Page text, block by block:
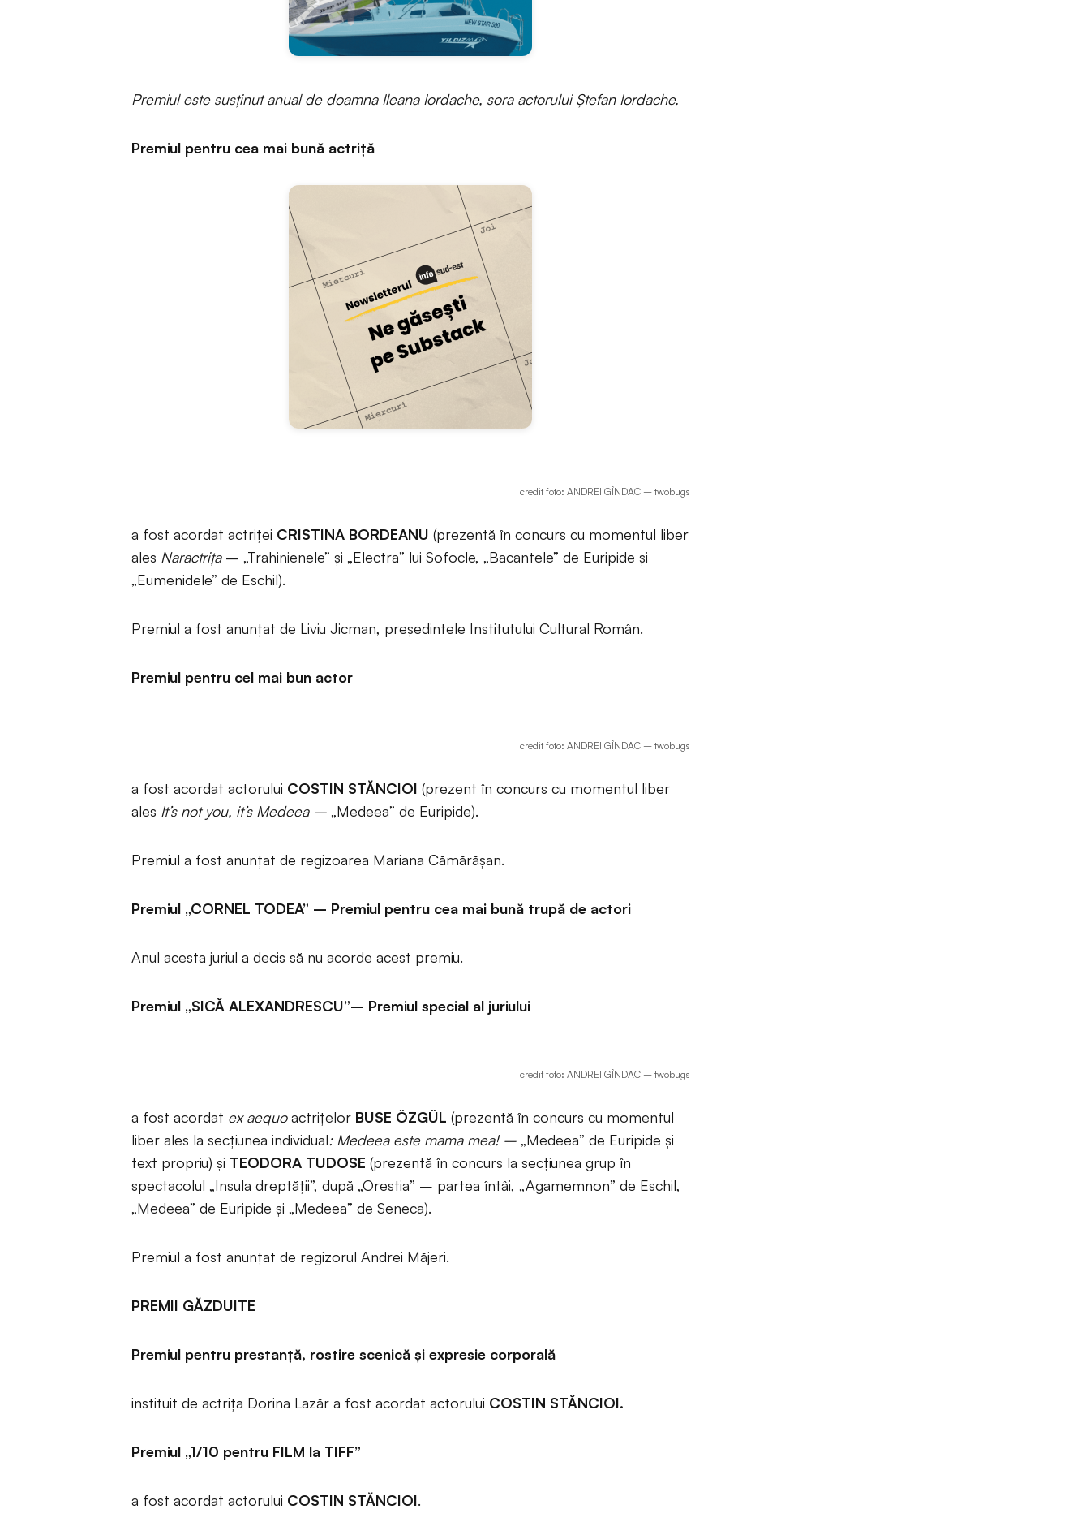
Premiul este susținut anual de doamna Ileana Iordache, sora actorului Ștefan Iordache.
Premiul pentru cea mai bună actriţă
credit foto: ANDREI GÎNDAC – twobugs
a fost acordat actriței CRISTINA BORDEANU (prezentă în concurs cu momentul liber
ales Naractrița– „Trahinienele” și „Electra” lui Sofocle, „Bacantele” de Euripide și
„Eumenidele” de Eschil).
Premiul a fost anunțat de Liviu Jicman, președintele Institutului Cultural Român.
Premiul pentru cel mai bun actor
credit foto: ANDREI GÎNDAC – twobugs
a fost acordat actorului COSTIN STĂNCIOI (prezent în concurs cu momentul liber
ales It’s not you, it’s Medeea – „Medeea” de Euripide).
Premiul a fost anunțat de regizoarea Mariana Cămărășan.
Premiul „CORNEL TODEA” – Premiul pentru cea mai bună trupă de actori
Anul acesta juriul a decis să nu acorde acest premiu.
Premiul „SICĂ ALEXANDRESCU”– Premiul special al juriului
credit foto: ANDREI GÎNDAC – twobugs
a fost acordat ex aequoactrițelor BUSE ÖZGÜL (prezentă în concurs cu momentul
liber ales la secțiunea individual: Medeea este mama mea! – „Medeea” de Euripide și
text propriu) și TEODORA TUDOSE (prezentă în concurs la secțiunea grup în
spectacolul „Insula dreptății”, după „Orestia” – partea întâi, „Agamemnon” de Eschil,
„Medeea” de Euripide și „Medeea” de Seneca).
Premiul a fost anunțat de regizorul Andrei Măjeri.
PREMII GĂZDUITE
Premiul pentru prestanţă, rostire scenică şi expresie corporală
instituit de actrița Dorina Lazăr a fost acordat actorului COSTIN STĂNCIOI.
Premiul „1/10 pentru FILM la TIFF”
a fost acordat actorului COSTIN STĂNCIOI.